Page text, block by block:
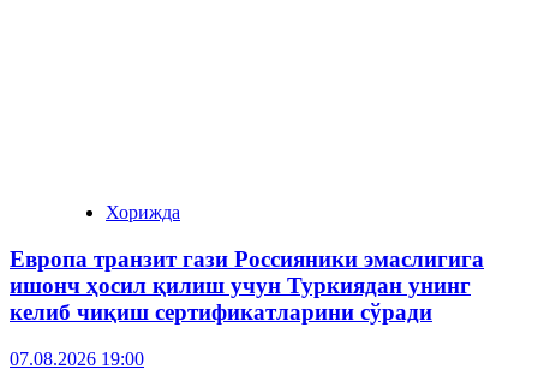
Хорижда
Европа транзит гази Россияники эмаслигига
ишонч ҳосил қилиш учун Туркиядан унинг
келиб чиқиш сертификатларини сўради
07.08.2026 19:00